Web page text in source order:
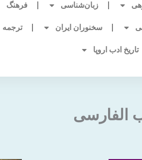
زبان‌شناسی فرهنگ
سخنوران ایران ترجمه
تاریخ ادب اروپا
الفارسی